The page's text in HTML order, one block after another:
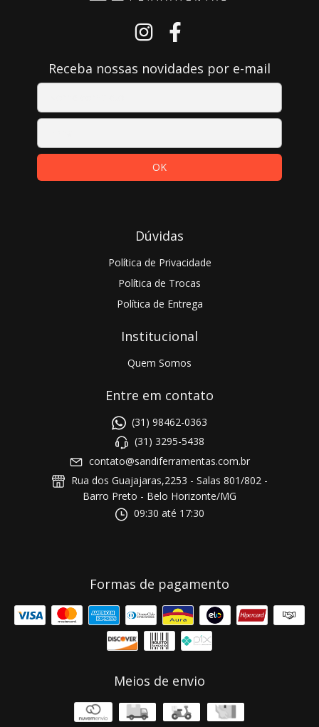
Receba nossas novidades por e-mail
Dúvidas
Política de Privacidade
Política de Trocas
Política de Entrega
Institucional
Quem Somos
Entre em contato
(31) 98462-0363
(31) 3295-5438
contato@sandiferramentas.com.br
Rua dos Guajajaras,2253 - Salas 801/802 -
Barro Preto - Belo Horizonte/MG
09:30 até 17:30
Formas de pagamento
Meios de envio